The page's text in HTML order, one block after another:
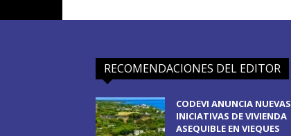
RECOMENDACIONES DEL EDITOR
CODEVI ANUNCIA NUEVAS
INICIATIVAS DE VIVIENDA
ASEQUIBLE EN VIEQUES